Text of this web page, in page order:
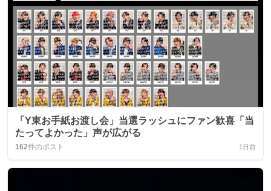
「Y東お手紙お渡し会」当選ラッシュにファン歓喜「当
たってよかった」声が広がる
162件のポスト 1日前